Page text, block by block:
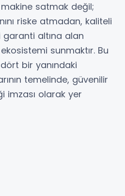
satmak değil;
riske atmadan, kaliteli
altına alan
sunmaktır. Bu
bir yanındaki
temelinde, güvenilir
imzası olarak yer